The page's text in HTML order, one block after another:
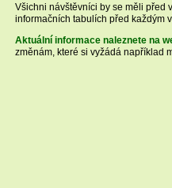
Všichni návštěvníci by se měli před
informačních tabulích před každým
Aktuální informace naleznete na
změnám, které si vyžádá například